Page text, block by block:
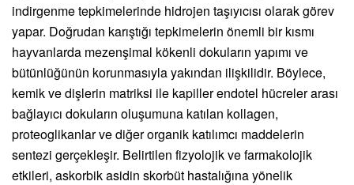
indirgenme tepkimelerinde hidrojen taşıyıcısı olarak görev
yapar. Doğrudan karıştığı tepkimelerin önemli bir kısmı
hayvanlarda mezenşimal kökenli dokuların yapımı ve
bütünlüğünün korunmasıyla yakından ilişkilidir. Böylece,
kemik ve dişlerin matriksi ile kapiller endotel hücreler arası
bağlayıcı dokuların oluşumuna katılan kollagen,
proteoglikanlar ve diğer organik katılımcı maddelerin
sentezi gerçekleşir. Belirtilen fizyolojik ve farmakolojik
etkileri, askorbik asidin skorbüt hastalığına yönelik